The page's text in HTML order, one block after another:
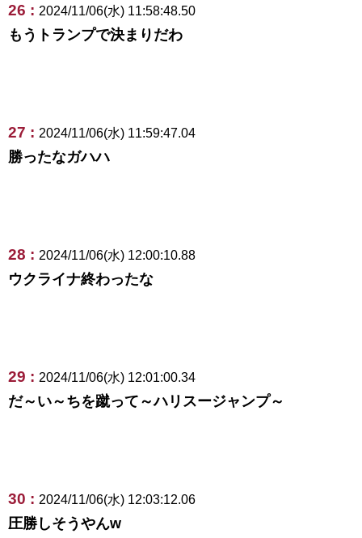
26 : 2024/11/06(水) 11:58:48.50
もうトランプで決まりだわ
27 : 2024/11/06(水) 11:59:47.04
勝ったなガハハ
28 : 2024/11/06(水) 12:00:10.88
ウクライナ終わったな
29 : 2024/11/06(水) 12:01:00.34
だ～い～ちを蹴って～ハリスージャンプ～
30 : 2024/11/06(水) 12:03:12.06
圧勝しそうやんw